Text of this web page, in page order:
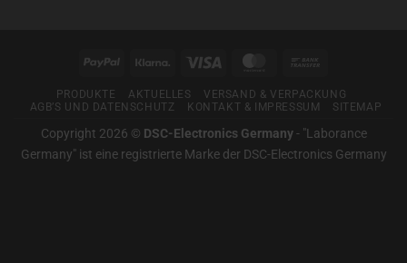
Messtechnik
PayPal Klarna Visa MasterCard
PRODUKTE AKTUELLES
VERSAND & VERPACKUNG
AGB’S UND DATENSCHUTZ
KONTAKT & IMPRESSUM SITEMAP
Copyright 2026 © DSC-Electronics Germany- "Laborance
Germany" ist eine registrierte Marke der DSC-Electronics Germany
preferences.